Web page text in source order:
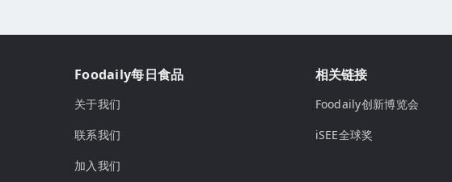
Foodaily每日食品
关于我们
联系我们
加入我们
相关链接
Foodaily创新博览会
iSEE全球奖